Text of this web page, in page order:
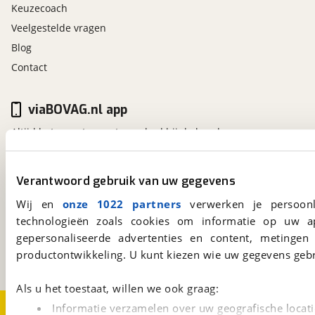
Verantwoord gebruik van uw gegevens
Wij en onze 1022 partners verwerken je
technologieën zoals cookies om informatie op
gepersonaliseerde advertenties en content,
productontwikkeling. U kunt kiezen wie uw gegevens
Als u het toestaat, willen we ook graag:
Informatie verzamelen over uw geografische
Keuzecoach
Veelgestelde vragen
Blog
Contact
viaBOVAG.nl
Kosterijland15
3981 AJ
Bunnik
Een initiatief van
BOVAG
viaBOVAG.nl app
Altijd het meest recente aanbod bij de hand.
Over viaBOVAG.nlDisclaimer- en Privacyverklaring